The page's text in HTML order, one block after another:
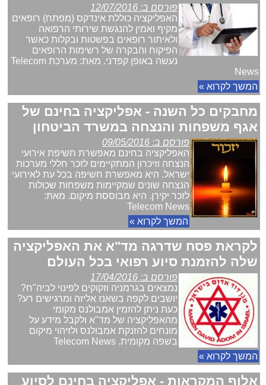
פורסם ב: 12/07/2016
האפליקציה כוללת אינדקס (מפתח) רופאים
מקיף ואמין להנגשת שירותי הרפואה
ולאיתור רופאים בפשטות ובקלות כאשר
הפיקוח והבקרה של רשימות הרופאים
נעשה באופן קפדני. מאת: מערכת Telecom
News
המשך לקרוא »
מחבקים כל השנה - אפליקציה בחינם של
אגף משפחות והנצחה במשרד הביטחון
פורסם ב: 09/05/2016
האפליקציה בחינם מאפשרת חשיפת אירועי
הנצחה וזיכרון המתקיימים לזכר חללי מערכות
ישראל. היא מאפשרת חשיפה בכל עת לאירועי
הנצחה שונים שמקיימות משפחות שכולות
לזכר יקירן. היא מבוססת מיקום. מאת:
Telecom News
המשך לקרוא »
לקראת פסח שדרגה מד"א את האפליקציה
שלה להזמנת סיוע רפואי בכל העולם
פורסם ב: 17/04/2016
נמצאים בגרמניה וזקוקים לפינוי לביה"ח?
יושבים לקפה בשאנז אליזה ומרגישים רע?
כעת ניתן להזמין אמבולנס מקומי
מהאפליקציה של מד"א ולקבל מידע על
מונחים להזנקת אמבולנס ולזיהוי מיקום
בשפה מקומית. Telecom News
המשך לקרוא »
אלוף המקראות - אפליקציה בחינם לסיוע